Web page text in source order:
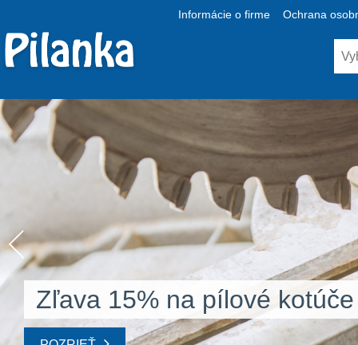
Informácie o firme Ochrana
Zľava 15% na pílové kotúče